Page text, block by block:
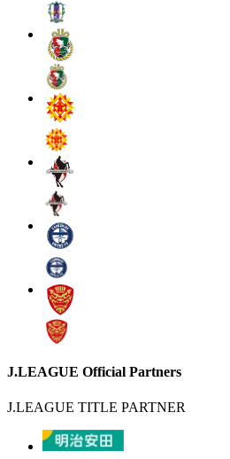
J.LEAGUE Official Partners
J.LEAGUE TITLE PARTNER